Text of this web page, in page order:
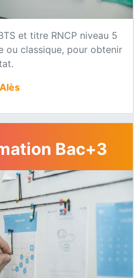
et titre RNCP niveau 5
ou classique, pour obtenir
Bac+3